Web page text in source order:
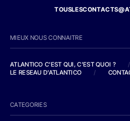
MIEUX NOUS CONNAITRE
ATLANTICO C'EST QUI, C'EST QUOI ?
/
LE RESEAU D'ATLANTICO
/
CATEGORIES